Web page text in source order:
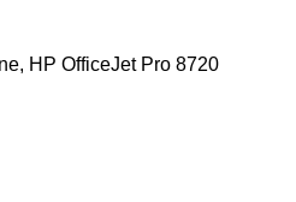
HP OfficeJet Pro 8720